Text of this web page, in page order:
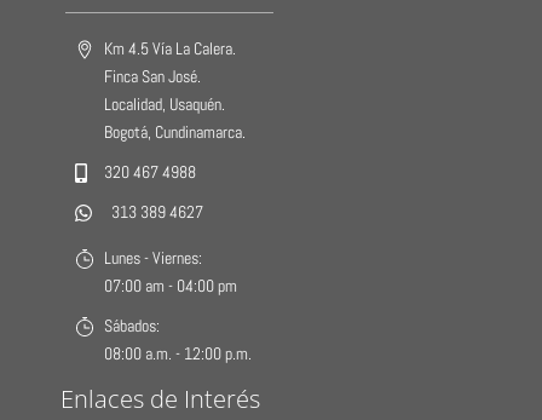
Km 4.5 Vía La Calera.
Finca San José.
Localidad, Usaquén.
Bogotá, Cundinamarca.
320 467 4988
313 389 4627
Lunes - Viernes:
07:00 am - 04:00 pm
Sábados:
08:00 a.m. - 12:00 p.m.
Enlaces de Interés